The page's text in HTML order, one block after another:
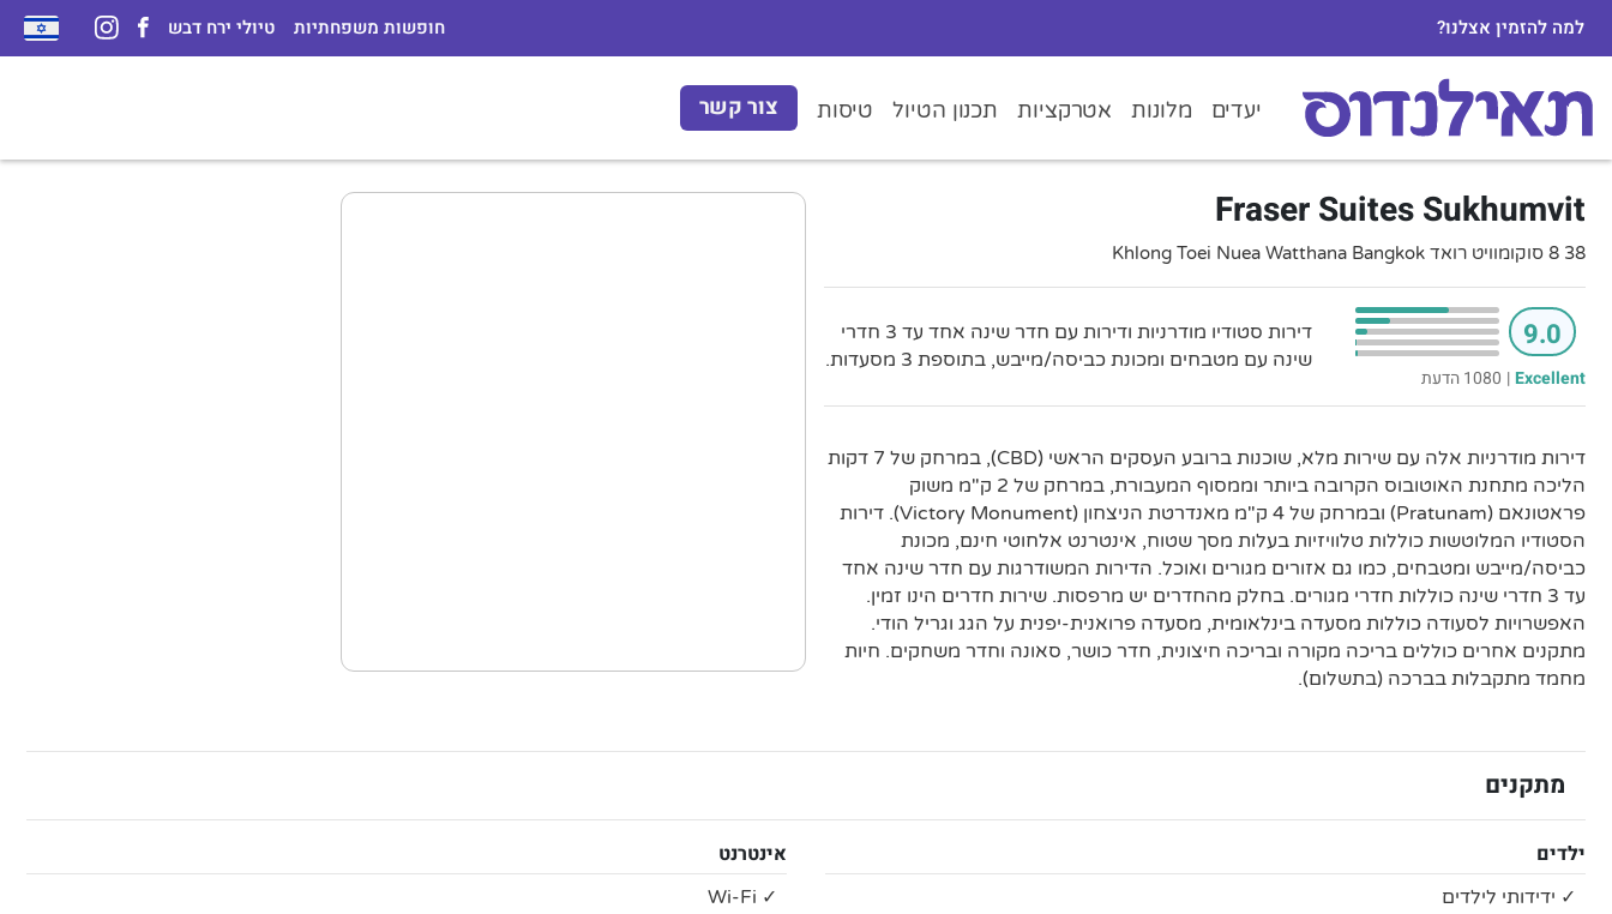
למה להזמין אצלנו? חופשות משפחתיות טיולי ירח דבש
יעדים מלונות אטרקציות תכנון הטיול טיסות צור קשר
Fraser Suites Sukhumvit
38 8 סוקומוויט רואד Khlong Toei Nuea Watthana Bangkok
9.0
Excellent
| 1080 הדעת
דירות סטודיו מודרניות ודירות עם חדר שינה אחד עד 3 חדרי
שינה עם מטבחים ומכונת כביסה/מייבש, בתוספת 3 מסעדות.
דירות מודרניות אלה עם שירות מלא, שוכנות ברובע העסקים הראשי (CBD), במרחק של 7 דקות
הליכה מתחנת האוטובוס הקרובה ביותר וממסוף המעבורת, במרחק של 2 ק"מ משוק
פראטונאם (Pratunam) ובמרחק של 4 ק"מ מאנדרטת הניצחון (Victory Monument). דירות
הסטודיו המלוטשות כוללות טלוויזיות בעלות מסך שטוח, אינטרנט אלחוטי חינם, מכונת
כביסה/מייבש ומטבחים, כמו גם אזורים מגורים ואוכל. הדירות המשודרגות עם חדר שינה אחד
עד 3 חדרי שינה כוללות חדרי מגורים. בחלק מהחדרים יש מרפסות. שירות חדרים הינו זמין.
האפשרויות לסעודה כוללות מסעדה בינלאומית, מסעדה פרואנית-יפנית על הגג וגריל הודי.
מתקנים אחרים כוללים בריכה מקורה ובריכה חיצונית, חדר כושר, סאונה וחדר משחקים. חיות
מחמד מתקבלות בברכה (בתשלום).
מתקנים
ילדים
✓ ידידותי לילדים
אינטרנט
✓ Wi-Fi